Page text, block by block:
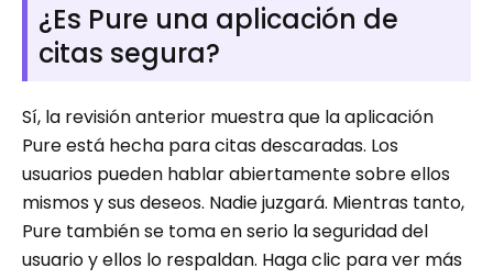
¿Es Pure una aplicación de
citas segura?
Sí, la revisión anterior muestra que la aplicación
Pure está hecha para citas descaradas. Los
usuarios pueden hablar abiertamente sobre ellos
mismos y sus deseos. Nadie juzgará. Mientras tanto,
Pure también se toma en serio la seguridad del
usuario y ellos lo respaldan. Haga clic para ver más